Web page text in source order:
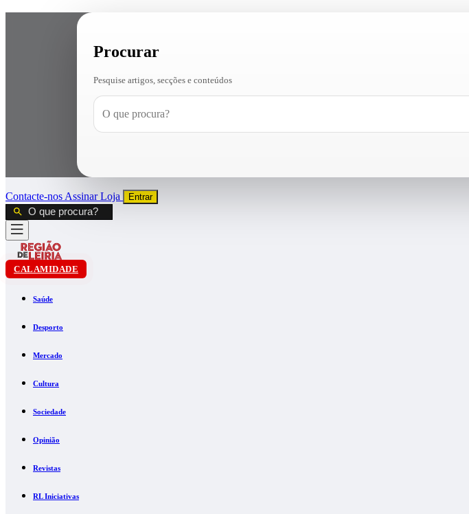
Procurar
Pesquise artigos, secções e conteúdos
Contacte-nos AssinarLoja Entrar
CALAMIDADE
Saúde
Desporto
Mercado
Cultura
Sociedade
Opinião
Revistas
RL Iniciativas